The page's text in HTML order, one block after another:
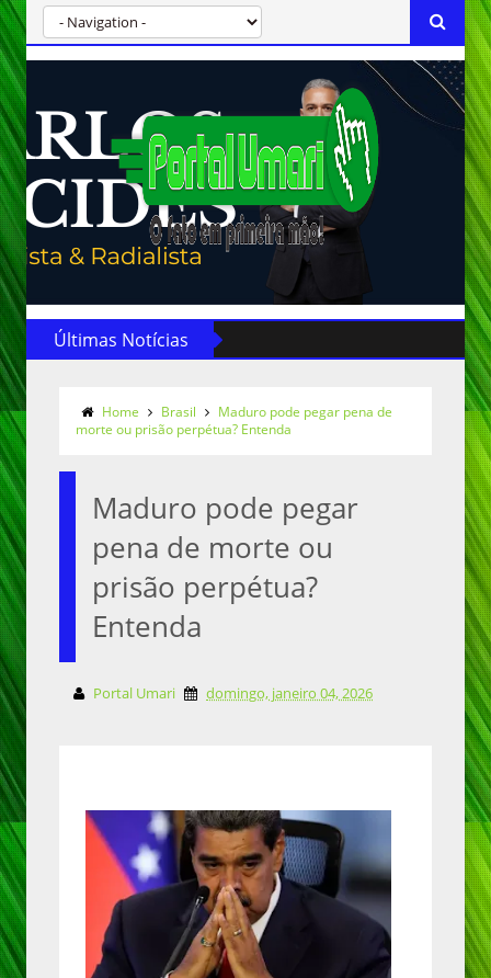
Últimas Notícias
Home Brasil
Maduro pode pegar pena de
morte ou prisão perpétua? Entenda
Maduro pode pegar
pena de morte ou
prisão perpétua?
Entenda
Portal Umari domingo, janeiro 04, 2026